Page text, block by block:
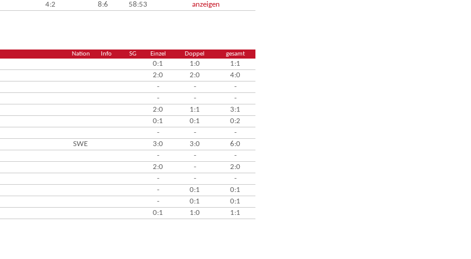
4:2 8:6 58:53 anzeigen
Nation Info SG Einzel Doppel gesamt
0:1 1:0
1:1
2:0 2:0
4:0
- -
-
- -
-
2:0 1:1
3:1
0:1 0:1
0:2
- -
-
SWE 3:0 3:0
6:0
- -
-
2:0 -
2:0
- -
-
- 0:1
0:1
- 0:1
0:1
0:1 1:0 1:1